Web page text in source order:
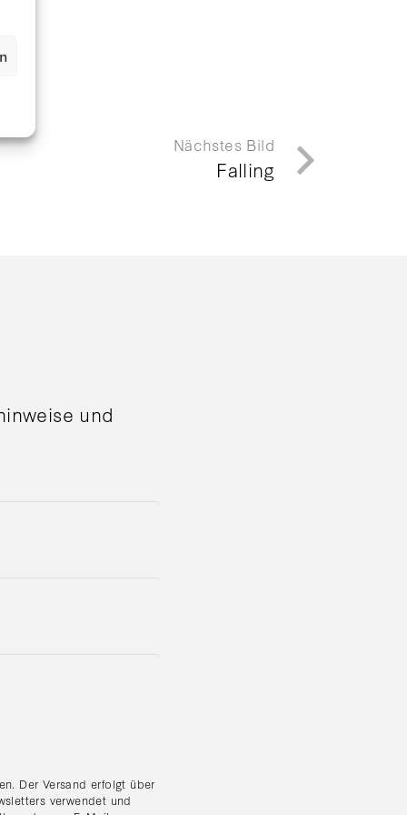
Nächstes Bild
Falling
und
Der Versand erfolgt über
verwendet und